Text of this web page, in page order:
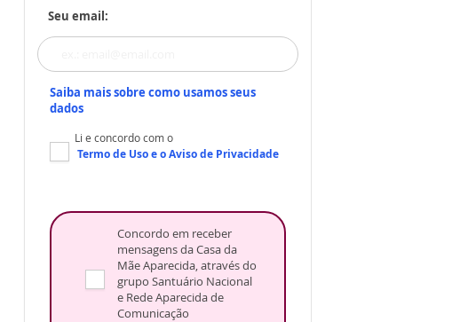
Seu email:
Saiba mais sobre como usamos seus
dados
Li e concordo com o
Termo de Usoe oAviso de Privacidade
Concordo em receber
mensagens da Casa da
Mãe Aparecida, através do
grupo Santuário Nacional
e Rede Aparecida de
Comunicação